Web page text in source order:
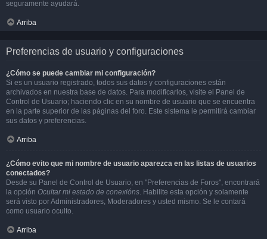
seguramente ayudará.
Arriba
Preferencias de usuario y configuraciones
¿Cómo se puede cambiar mi configuración?
Si es un usuario registrado, todos sus datos y configuraciones están
archivados en nuestra base de datos. Para modificarlos, visite el Panel de
Control de Usuario; haciendo clic en su nombre de usuario que se encuentra
en la parte superior de las páginas del foro. Este sistema le permitirá cambiar
sus datos y preferencias.
Arriba
¿Cómo evito que mi nombre de usuario aparezca en las listas de usuarios
conectados?
Desde su Panel de Control de Usuario, en "Preferencias de Foros", encontrará
la opción Ocultar mi estado de conexións. Habilite esta opción y solamente
será visto por Administradores, Moderadores y usted mismo. Se le contará
como usuario oculto.
Arriba